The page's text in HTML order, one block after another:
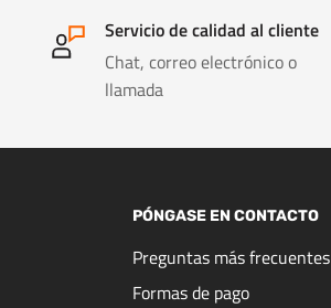
Servicio de calidad al cliente
Chat, correo electrónico o
llamada
PÓNGASE EN CONTACTO
Preguntas más frecuentes
Formas de pago